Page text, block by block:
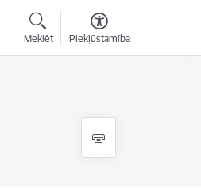
Meklēt Piekļūstamība